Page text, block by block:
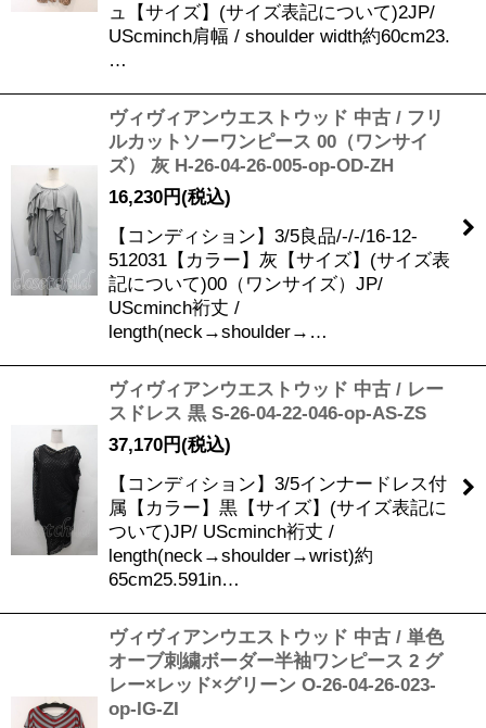
ュ【サイズ】(サイズ表記について)2JP/
UScminch肩幅 / shoulder width約60cm23.
…
ヴィヴィアンウエストウッド 中古 / フリ
ルカットソーワンピース 00（ワンサイ
ズ） 灰 H-26-04-26-005-op-OD-ZH
16,230円(税込)
【コンディション】3/5良品/-/-/16-12-
512031【カラー】灰【サイズ】(サイズ表
記について)00（ワンサイズ）JP/
UScminch裄丈 /
length(neck→shoulder→…
ヴィヴィアンウエストウッド 中古 / レー
スドレス 黒 S-26-04-22-046-op-AS-ZS
37,170円(税込)
【コンディション】3/5インナードレス付
属【カラー】黒【サイズ】(サイズ表記に
ついて)JP/ UScminch裄丈 /
length(neck→shoulder→wrist)約
65cm25.591in…
ヴィヴィアンウエストウッド 中古 / 単色
オーブ刺繍ボーダー半袖ワンピース 2 グ
レー×レッド×グリーン O-26-04-26-023-
op-IG-ZI